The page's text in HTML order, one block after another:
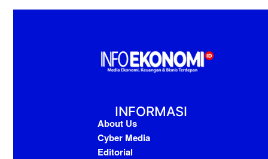
INFORMASI
About Us
Cyber Media
Editorial